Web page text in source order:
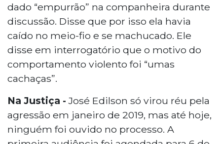
dado “empurrão” na companheira durante
discussão. Disse que por isso ela havia
caído no meio-fio e se machucado. Ele
disse em interrogatório que o motivo do
comportamento violento foi “umas
cachaças”.
Na Justiça - José Edilson só virou réu pela
agressão em janeiro de 2019, mas até hoje,
ninguém foi ouvido no processo. A